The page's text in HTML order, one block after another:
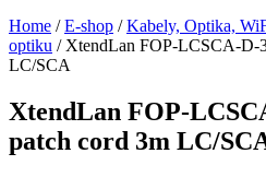
Home / E-shop / Kabely, Optika,
optiku /XtendLan FOP-LCSCA-D-
LC/SCA
XtendLan FOP-
patch cord 3m LC/